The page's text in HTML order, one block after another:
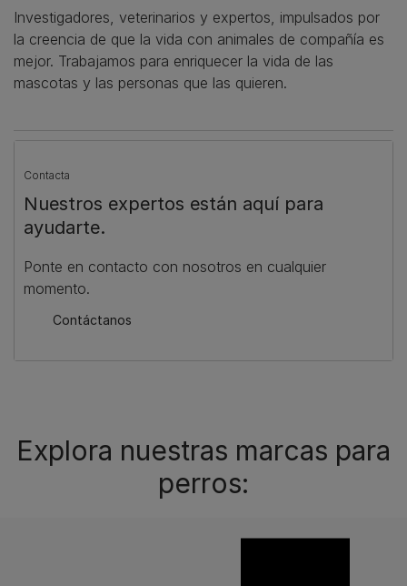
Investigadores, veterinarios y expertos, impulsados por
la creencia de que la vida con animales de compañía es
mejor. Trabajamos para enriquecer la vida de las
mascotas y las personas que las quieren.
Contacta
Nuestros expertos están aquí para
ayudarte.
Ponte en contacto con nosotros en cualquier
momento.
Contáctanos
Explora nuestras marcas para
perros: